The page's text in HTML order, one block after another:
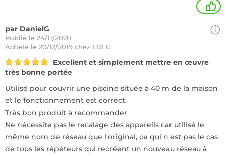
1
par DanielG
Publié le 24/11/2020
Acheté le 20/12/2019 chez LDLC
Excellent et simplement mettre en œuvre
très bonne portée
Utilisé pour couvrir une piscine située à 40 m de la maison
et le fonctionnement est correct.
Très bon produit à recommander
Ne nécessite pas le recalage des appareils car utilisé le
même nom de réseau que l'original, ce qui n'est pas le cas
de tous les répéteurs qui recréent un nouveau réseau à